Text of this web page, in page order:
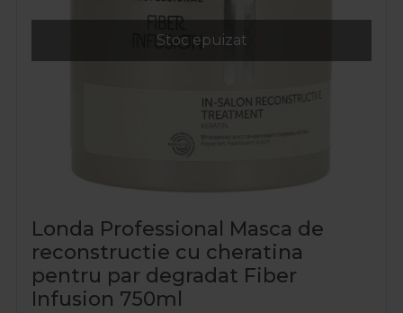
Stoc epuizat
Londa Professional Masca de
reconstructie cu cheratina
pentru par degradat Fiber
Infusion 750ml